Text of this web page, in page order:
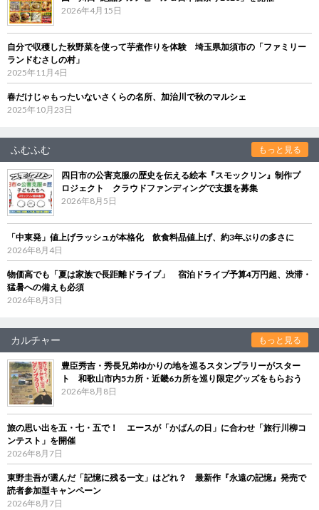
2026年4月15日
自分で収穫した秋野菜を使って芋煮作りを体験 埼玉県加須市の「ファミリー
ランドむさしの村」
2025年11月4日
春だけじゃもったいないさくらの名所、加治川で秋のマルシェ
2025年10月23日
ふむふむ もっと見る
四日市の公害克服の歴史を伝える絵本『スモックリン』制作プ
ロジェクト クラウドファンディングで支援を募集
2026年8月5日
「中東発」値上げラッシュが本格化 飲食料品値上げ、約3年ぶりの多さに
2026年8月4日
物価高でも「夏は家族で長距離ドライブ」 宿泊ドライブ予算4万円超、渋滞・
猛暑への備えも必須
2026年8月3日
カルチャー もっと見る
豊臣秀吉・秀長兄弟ゆかりの地を巡るスタンプラリーがスター
ト 和歌山市内5カ所・近畿6カ所を巡り限定グッズをもらおう
2026年8月8日
旅の思い出を五・七・五で！ エースが「かばんの日」に合わせ「旅行川柳コ
ンテスト」を開催
2026年8月7日
東野圭吾が選んだ「記憶に残る一文」はどれ？ 最新作『永遠の記憶』発売で
読者参加型キャンペーン
2026年8月7日